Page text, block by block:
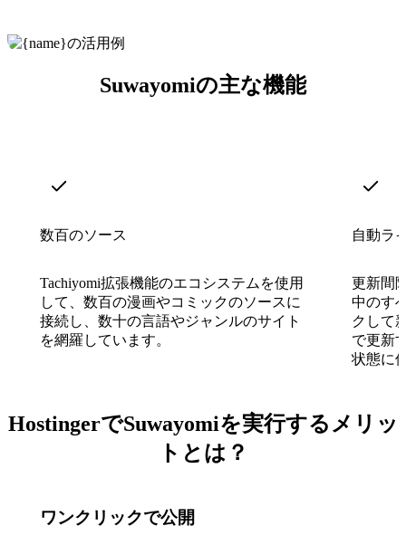
Suwayomiの主な機能
数百のソース
Tachiyomi拡張機能のエコシステムを使用
して、数百の漫画やコミックのソースに
接続し、数十の言語やジャンルのサイト
を網羅しています。
自動ラ
更新間
中のす
クして
で更新
状態に
HostingerでSuwayomiを実行するメリッ
トとは？
ワンクリックで公開